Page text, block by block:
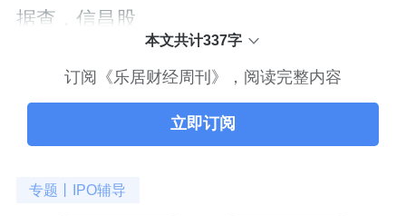
据查，信昌股
本文共计337字
订阅《乐居财经周刊》，阅读完整内容
立即订阅
专题丨IPO辅导